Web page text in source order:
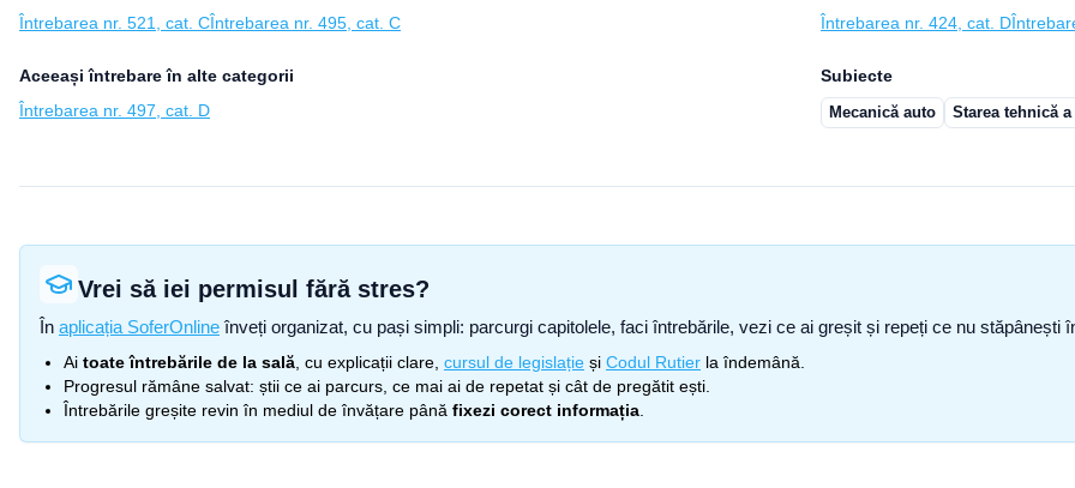
Întrebarea nr. 521, cat. CÎntrebarea nr. 495, cat. C
Întrebarea nr. 424, cat. D
Aceeași întrebare în alte categorii
Întrebarea nr. 497, cat. D
Subiecte
Mecanică auto Starea tehnică
Vrei să iei permisul fără stres?
În aplicația SoferOnline înveți organizat, cu pași simpli: parcurgi capitolele, faci întrebările, vezi ce ai greșit și repeți ce nu
Ai toate întrebările de la sală , cu explicații clare, cursul de legislație și Codul Rutier la îndemână.
Progresul rămâne salvat: știi ce ai parcurs, ce mai ai de repetat și cât de pregătit ești.
Întrebările greșite revin în mediul de învățare până fixezi corect informația